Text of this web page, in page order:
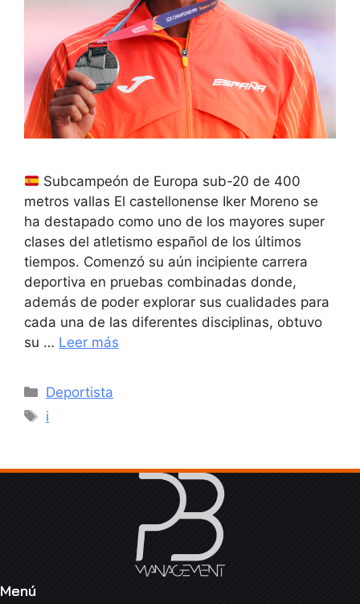
Subcampeón de Europa sub-20 de 400
metros vallas El castellonense Iker Moreno se
ha destapado como uno de los mayores super
clases del atletismo español de los últimos
tiempos. Comenzó su aún incipiente carrera
deportiva en pruebas combinadas donde,
además de poder explorar sus cualidades para
cada una de las diferentes disciplinas, obtuvo
su … Leer más
Categorías
Deportista
Etiquetas
i
Menú